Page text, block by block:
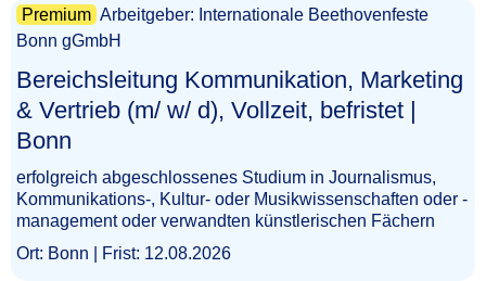
Premium Arbeitgeber: Internationale Beethovenfeste
Bonn gGmbH
Bereichsleitung Kommunikation, Marketing
& Vertrieb (m/ w/ d), Vollzeit, befristet |
Bonn​‌‌‌‌​‌​‌​​​​​‌​‌‌‌
erfolgreich abgeschlossenes Studium in Journalismus,
Kommunikations-, Kultur- oder Musikwissenschaften oder -
management oder verwandten künstlerischen Fächern
Ort: Bonn | Frist: 12.08.2026